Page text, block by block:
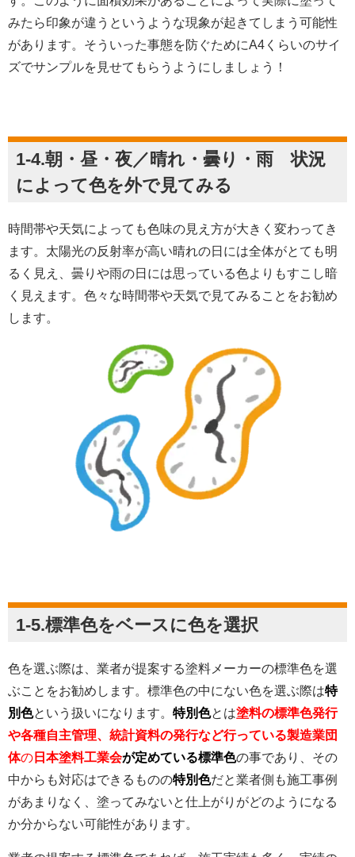
みたら印象が違うというような現象が起きてしまう可能性
があります。そういった事態を防ぐためにA4くらいのサイ
ズでサンプルを見せてもらうようにしましょう！
1-4.朝・昼・夜／晴れ・曇り・雨 状況
によって色を外で見てみる
時間帯や天気によっても色味の見え方が大きく変わってき
ます。太陽光の反射率が高い晴れの日には全体がとても明
るく見え、曇りや雨の日には思っている色よりもすこし暗
く見えます。色々な時間帯や天気で見てみることをお勧め
します。
1-5.標準色をベースに色を選択
色を選ぶ際は、業者が提案する塗料メーカーの標準色を選
ぶことをお勧めします。標準色の中にない色を選ぶ際は特
別色という扱いになります。 特別色とは塗料の標準色発行
や各種自主管理、統計資料の発行など行っている製造業団
体の 日本塗料工業会が定めている標準色の事であり、その
中からも対応はできるものの特別色だと業者側も施工事例
があまりなく、塗ってみないと仕上がりがどのようになる
か分からない可能性があります。